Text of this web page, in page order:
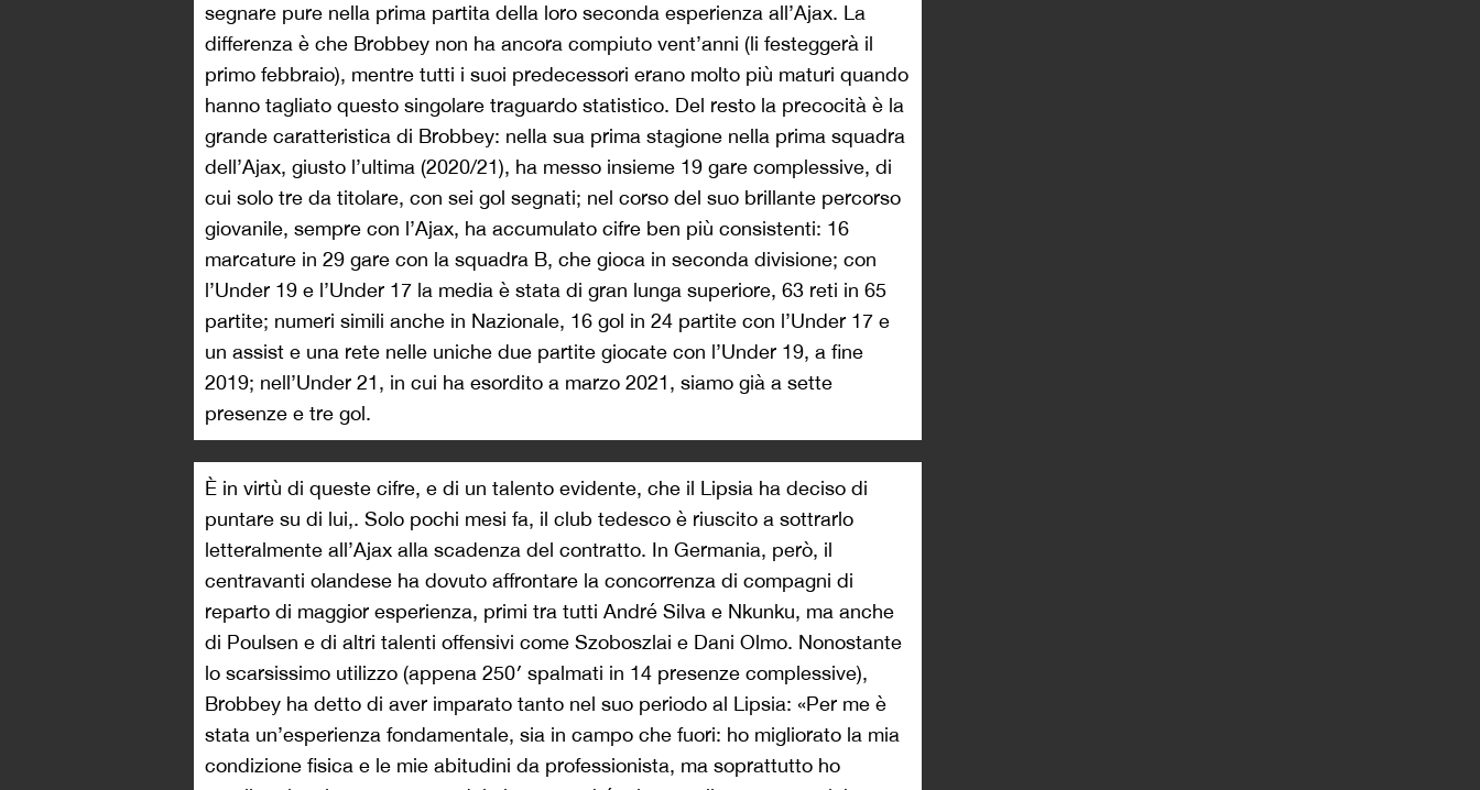
segnare pure nella prima partita della loro seconda esperienza all’Ajax. La
differenza è che Brobbey non ha ancora compiuto vent’anni (li festeggerà il
primo febbraio), mentre tutti i suoi predecessori erano molto più maturi quando
hanno tagliato questo singolare traguardo statistico. Del resto la precocità è la
grande caratteristica di Brobbey: nella sua prima stagione nella prima squadra
dell’Ajax, giusto l’ultima (2020/21), ha messo insieme 19 gare complessive, di
cui solo tre da titolare, con sei gol segnati; nel corso del suo brillante percorso
giovanile, sempre con l’Ajax, ha accumulato cifre ben più consistenti: 16
marcature in 29 gare con la squadra B, che gioca in seconda divisione; con
l’Under 19 e l’Under 17 la media è stata di gran lunga superiore, 63 reti in 65
partite; numeri simili anche in Nazionale, 16 gol in 24 partite con l’Under 17 e
un assist e una rete nelle uniche due partite giocate con l’Under 19, a fine
2019; nell’Under 21, in cui ha esordito a marzo 2021, siamo già a sette
presenze e tre gol.
È in virtù di queste cifre, e di un talento evidente, che il Lipsia ha deciso di
puntare su di lui,. Solo pochi mesi fa, il club tedesco è riuscito a sottrarlo
letteralmente all’Ajax alla scadenza del contratto. In Germania, però, il
centravanti olandese ha dovuto affrontare la concorrenza di compagni di
reparto di maggior esperienza, primi tra tutti André Silva e Nkunku, ma anche
di Poulsen e di altri talenti offensivi come Szoboszlai e Dani Olmo. Nonostante
lo scarsissimo utilizzo (appena 250′ spalmati in 14 presenze complessive),
Brobbey ha detto di aver imparato tanto nel suo periodo al Lipsia: «Per me è
stata un’esperienza fondamentale, sia in campo che fuori: ho migliorato la mia
condizione fisica e le mie abitudini da professionista, ma soprattutto ho